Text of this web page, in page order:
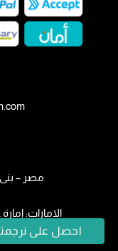
مصر –
الامارات:
احصل على